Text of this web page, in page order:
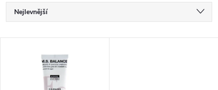
Ř
a
Nejlevnější
Abecedně